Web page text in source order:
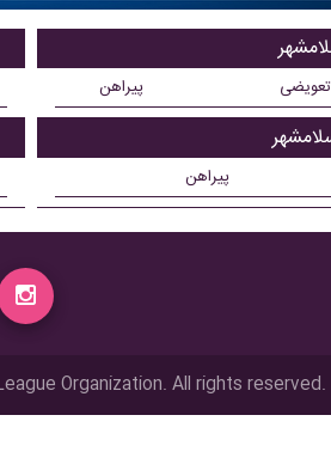
پیراهن
پیراهن
Organization. All rights reserved.